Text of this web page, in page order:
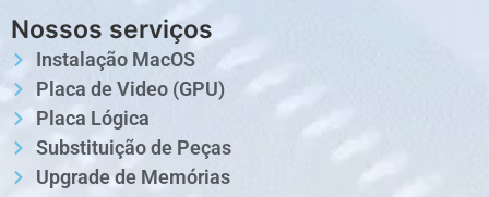
Nossos serviços
Instalação MacOS
Placa de Video (GPU)
Placa Lógica
Substituição de Peças
Upgrade de Memórias